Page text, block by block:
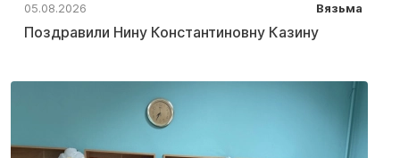
05.08.2026 Вязьма
Поздравили Нину Константиновну Казину